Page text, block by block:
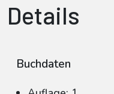
Details
Buchdaten